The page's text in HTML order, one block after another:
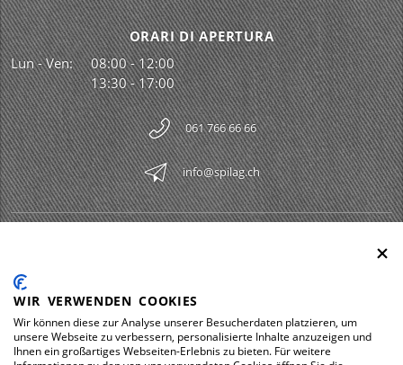
ORARI DI APERTURA
Lun - Ven:
08:00 - 12:00
13:30 - 17:00
061 766 66 66
info@spilag.ch
LEGAL
DOWNLOADS
WIR VERWENDEN COOKIES
Wir können diese zur Analyse unserer Besucherdaten platzieren, um
unsere Webseite zu verbessern, personalisierte Inhalte anzuzeigen und
Ihnen ein großartiges Webseiten-Erlebnis zu bieten. Für weitere